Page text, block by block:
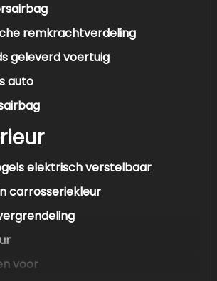
remkrachtverdeling
geleverd voertuig
auto
elektrisch verstelbaar
carrosseriekleur
voor